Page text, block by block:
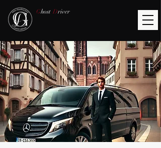
Ghost Driver